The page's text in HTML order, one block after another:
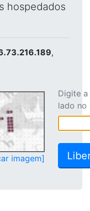
hospedados
,
imagem]
Digite
lado no